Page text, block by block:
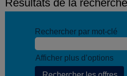
Résultats de la
Rechercher par mot-clé
Afficher plus d’options